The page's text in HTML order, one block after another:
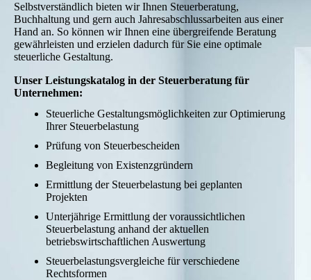
Selbstverständlich bieten wir Ihnen Steuerberatung,
Buchhaltung und gern auch Jahresabschlussarbeiten aus einer
Hand an. So können wir Ihnen eine übergreifende Beratung
gewährleisten und erzielen dadurch für Sie eine optimale
steuerliche Gestaltung.
Unser Leistungskatalog in der Steuerberatung für
Unternehmen:
Steuerliche Gestaltungsmöglichkeiten zur Optimierung
Ihrer Steuerbelastung
Prüfung von Steuerbescheiden
Begleitung von Existenzgründern
Ermittlung der Steuerbelastung bei geplanten
Projekten
Unterjährige Ermittlung der voraussichtlichen
Steuerbelastung anhand der aktuellen
betriebswirtschaftlichen Auswertung
Steuerbelastungsvergleiche für verschiedene
Rechtsformen